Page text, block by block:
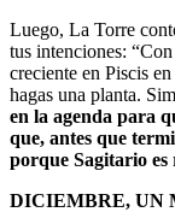
Luego, La Torre
tus intenciones:
creciente en Piscis
hagas una planta.
en la agenda para
que, antes que
porque Sagitario es
DICIEMBRE, UN